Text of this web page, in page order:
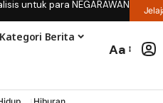
untuk para NEGARAWAN
Kategori Berita
Aa